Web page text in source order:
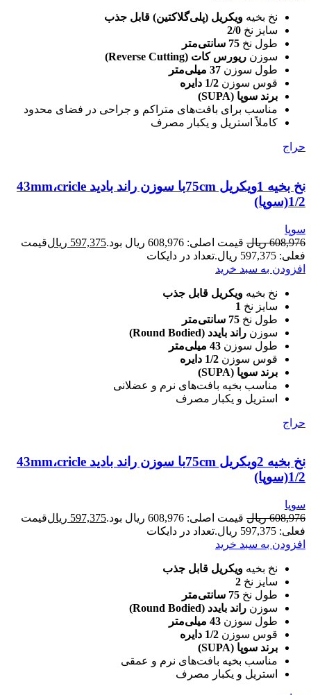
نخ بخیه ویکریل (پلی‌گلاکتین) قابل جذب
سایز نخ 2/0
طول نخ 75 سانتی‌متر
سوزن ریورس کات (Reverse Cutting)
طول سوزن 37 میلی‌متر
قوس سوزن 1/2 دایره
برند سوپا (SUPA)
مناسب برای بافت‌های متراکم و جراحی در فضای محدود
کاملاً استریل و یکبار مصرف
حراج
نخ بخیه 1ویکریل 75cmبا سوزن راند بادید 43mm،cricle
1/2(سوپا)
سوپا
608,976 ریال قیمت اصلی: 608,976 ریال بود. 597,375 ریالقیمت
فعلی: 597,375 ریال.
تعداد در دایکات
افزودن به سبد خرید
نخ بخیه ویکریل قابل جذب
سایز نخ 1
طول نخ 75 سانتی‌متر
سوزن راند بایدد (Round Bodied)
طول سوزن 43 میلی‌متر
قوس سوزن 1/2 دایره
برند سوپا (SUPA)
مناسب بخیه بافت‌های نرم و عضلانی
استریل و یکبار مصرف
حراج
نخ بخیه 2ویکریل 75cmبا سوزن راند بادید 43mm،cricle
1/2(سوپا)
سوپا
608,976 ریال قیمت اصلی: 608,976 ریال بود. 597,375 ریالقیمت
فعلی: 597,375 ریال.
تعداد در دایکات
افزودن به سبد خرید
نخ بخیه ویکریل قابل جذب
سایز نخ 2
طول نخ 75 سانتی‌متر
سوزن راند بایدد (Round Bodied)
طول سوزن 43 میلی‌متر
قوس سوزن 1/2 دایره
برند سوپا (SUPA)
مناسب بخیه بافت‌های نرم و عمقی
استریل و یکبار مصرف